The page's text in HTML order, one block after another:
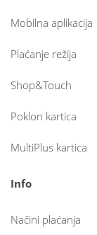
Mobilna aplikacija
Plaćanje režija
Shop&Touch
Poklon kartica
MultiPlus kartica
Info
Načini plaćanja